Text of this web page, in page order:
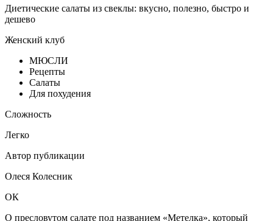
Диетические салаты из свеклы: вкусно, полезно, быстро и
дешево
Женский клуб
МЮСЛИ
Рецепты
Салаты
Для похудения
Сложность
Легко
Автор публикации
Олеся Колесник
ОК
О пресловутом салате под названием «Метелка», который